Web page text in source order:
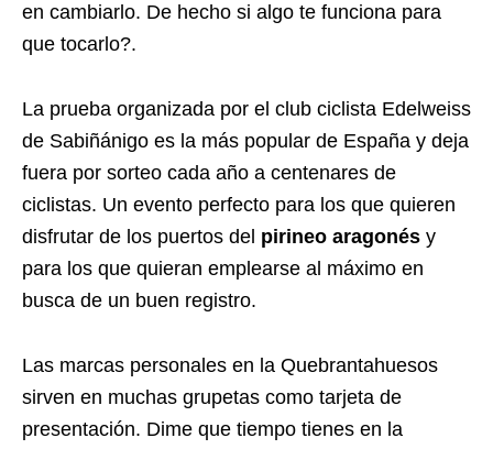
en cambiarlo. De hecho si algo te funciona para
que tocarlo?.
La prueba organizada por el club ciclista Edelweiss
de Sabiñánigo es la más popular de España y deja
fuera por sorteo cada año a centenares de
ciclistas. Un evento perfecto para los que quieren
disfrutar de los puertos del pirineo aragonés y
para los que quieran emplearse al máximo en
busca de un buen registro.
Las marcas personales en la Quebrantahuesos
sirven en muchas grupetas como tarjeta de
presentación. Dime que tiempo tienes en la